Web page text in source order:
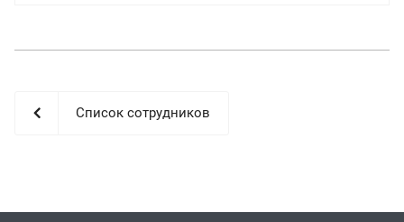
Список сотрудников